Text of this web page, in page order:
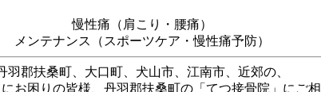
慢性痛（肩こり・腰痛）
メンテナンス（スポーツケア・慢性痛予防）
羽郡扶桑町、大口町、犬山市、江南市、近郊の、
お困りの皆様、丹羽郡扶桑町の「てつ接骨院」にご相